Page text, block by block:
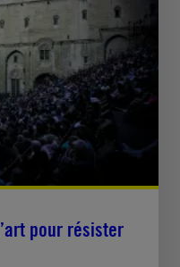
pour résister